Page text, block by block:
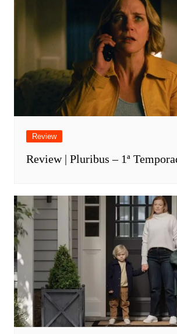
Review
Review | Pluribus – 1ª